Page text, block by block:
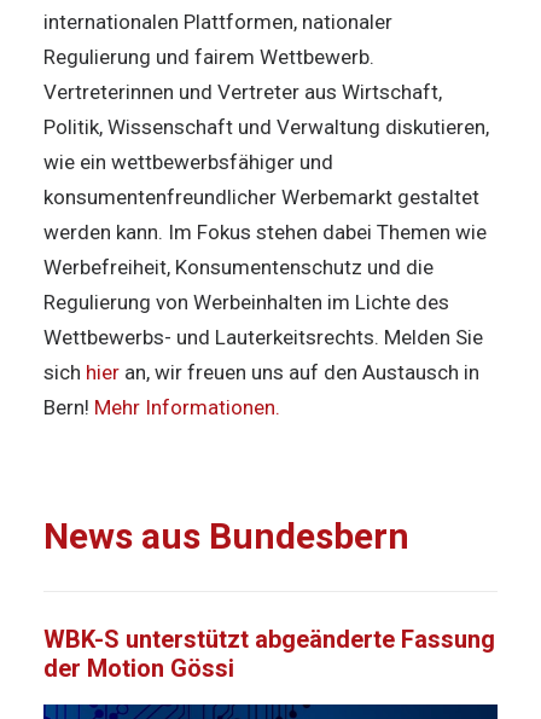
internationalen Plattformen, nationaler
Regulierung und fairem Wettbewerb.
Vertreterinnen und Vertreter aus Wirtschaft,
Politik, Wissenschaft und Verwaltung diskutieren,
wie ein wettbewerbsfähiger und
konsumentenfreundlicher Werbemarkt gestaltet
werden kann. Im Fokus stehen dabei Themen wie
Werbefreiheit, Konsumentenschutz und die
Regulierung von Werbeinhalten im Lichte des
Wettbewerbs- und Lauterkeitsrechts. Melden Sie
sich hier an, wir freuen uns auf den Austausch in
Bern! Mehr Informationen.
News aus Bundesbern
WBK-S unterstützt abgeänderte Fassung
der Motion Gössi